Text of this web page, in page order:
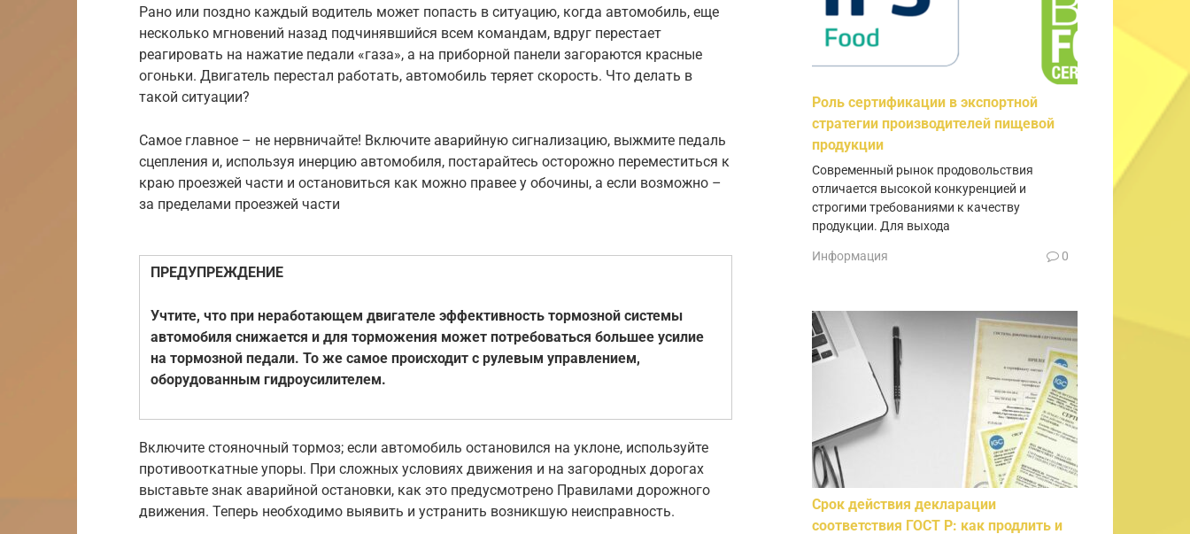
Рано или поздно каждый водитель может попасть в ситуацию, когда автомобиль, еще
несколько мгновений назад подчинявшийся всем командам, вдруг перестает
реагировать на нажатие педали «газа», а на приборной панели загораются красные
огоньки. Двигатель перестал работать, автомобиль теряет скорость. Что делать в
такой ситуации?
Самое главное – не нервничайте! Включите аварийную сигнализацию, выжмите педаль
сцепления и, используя инерцию автомобиля, постарайтесь осторожно переместиться к
краю проезжей части и остановиться как можно правее у обочины, а если возможно –
за пределами проезжей части
ПРЕДУПРЕЖДЕНИЕ
Учтите, что при неработающем двигателе эффективность тормозной системы
автомобиля снижается и для торможения может потребоваться большее усилие
на тормозной педали. То же самое происходит с рулевым управлением,
оборудованным гидроусилителем.
Включите стояночный тормоз; если автомобиль остановился на уклоне, используйте
противооткатные упоры. При сложных условиях движения и на загородных дорогах
выставьте знак аварийной остановки, как это предусмотрено Правилами дорожного
движения. Теперь необходимо выявить и устранить возникшую неисправность.
Роль сертификации в экспортной
стратегии производителей пищевой
продукции
Современный рынок продовольствия
отличается высокой конкуренцией и
строгими требованиями к качеству
продукции. Для выхода
Информация 0
Срок действия декларации
соответствия ГОСТ Р: как продлить и